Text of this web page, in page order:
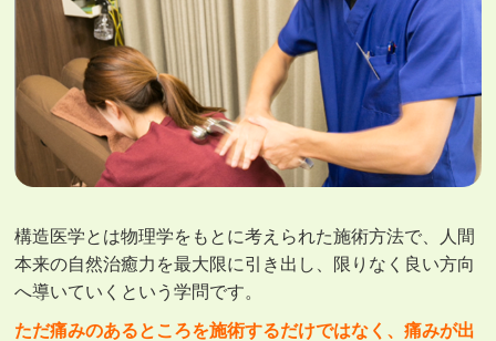
構造医学とは物理学をもとに考えられた施術方法で、人間
本来の自然治癒力を最大限に引き出し、限りなく良い方向
へ導いていくという学問です。
ただ痛みのあるところを施術するだけではなく、痛みが出